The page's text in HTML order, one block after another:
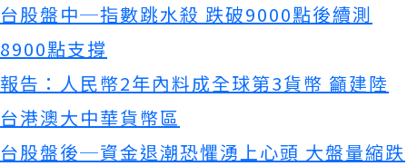
台股盤中─指數跳水殺 跌破9000點後續測
8900點支撐
報告：人民幣2年內料成全球第3貨幣 籲建陸
台港澳大中華貨幣區
台股盤後─資金退潮恐懼湧上心頭 大盤量縮跌